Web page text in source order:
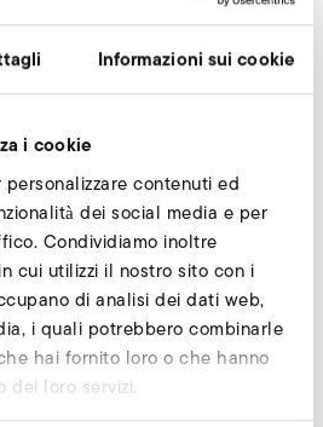
Informazioni sui cookie
i cookie
contenuti ed
dei social media e per
Condividiamo inoltre
cui utilizzi il nostro sito con i
di analisi dei dati web,
i quali potrebbero combinarle
hai fornito loro o che hanno
dei loro servizi.